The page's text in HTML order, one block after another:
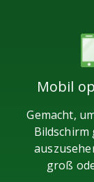
Mobil
Gemacht,
groß